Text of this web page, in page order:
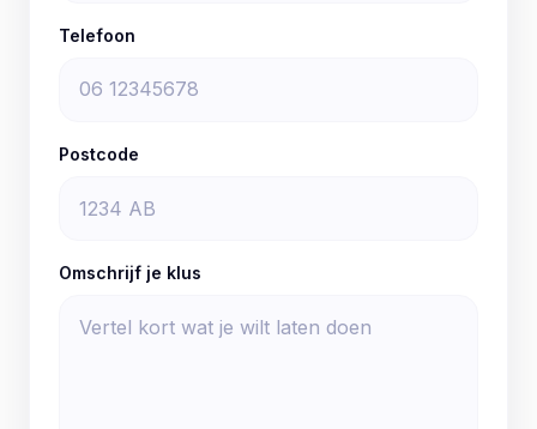
Telefoon
Postcode
Omschrijf je klus